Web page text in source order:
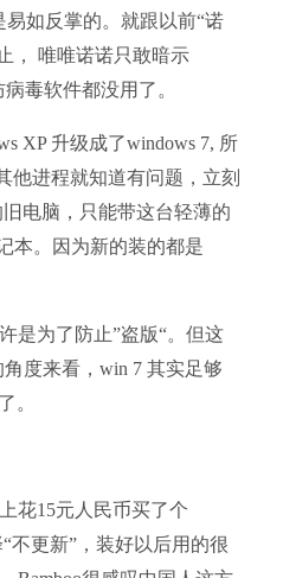
易如反掌的。就跟以前“诺
， 唯唯诺诺只敢暗示
毒软件都没用了。
XP 升级成了windows 7, 所
他进程就知道有问题，立刻
电脑，只能带这台轻薄的
本。因为新的装的都是
是为了防止”盗版“。但这
度来看，win 7 其实足够
。
花15元人民币买了个
不更新”，装好以后用的很